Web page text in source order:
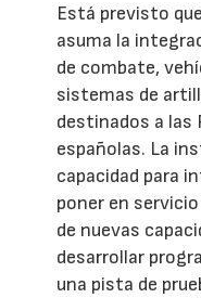
Está previsto
asuma la
de combate,
sistemas de
destinados a las
españolas. La
capacidad para
poner en
de nuevas
desarrollar
una pista de